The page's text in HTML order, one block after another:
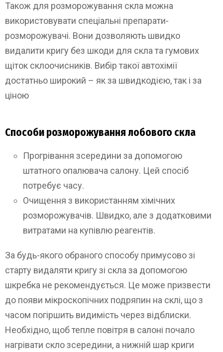
Також для розморожування скла можна
використовувати спеціальні препарати-
розморожувачі. Вони дозволяють швидко
видалити кригу без шкоди для скла та гумових
щіток склоочисників. Вибір такої автохімії
достатньо широкий – як за швидкодією, так і за
ціною
Способи розморожування лобового скла
Прогрівання зсередини за допомогою
штатного опалювача салону. Цей спосіб
потребує часу.
Очищення з використанням хімічних
розморожувачів. Швидко, але з додатковими
витратами на купівлю реагентів.
За будь-якого обраного способу примусово зі
старту видаляти кригу зі скла за допомогою
шкребка не рекомендується. Це може призвести
до появи мікроскопічних подряпин на склі, що з
часом погіршить видимість через відблиски.
Необхідно, щоб тепле повітря в салоні почало
нагрівати скло зсередини, а нижній шар криги